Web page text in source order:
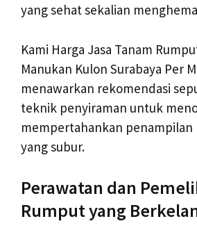
yang sehat sekalian
Kami Harga Jasa Tanam
Manukan Kulon Surabaya Per
menawarkan rekomendasi
teknik penyiraman untuk
mempertahankan penampilan
yang subur.
Perawatan dan
Rumput yang